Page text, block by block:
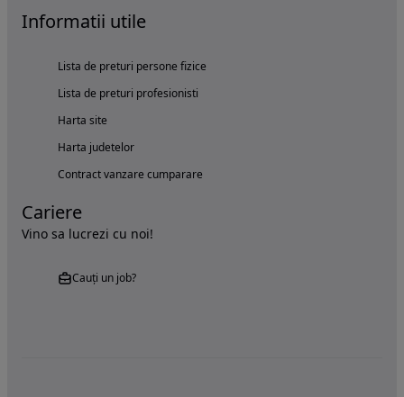
Informatii utile
Lista de preturi persone fizice
Lista de preturi profesionisti
Harta site
Harta judetelor
Contract vanzare cumparare
Cariere
Vino sa lucrezi cu noi!
Cauți un job?